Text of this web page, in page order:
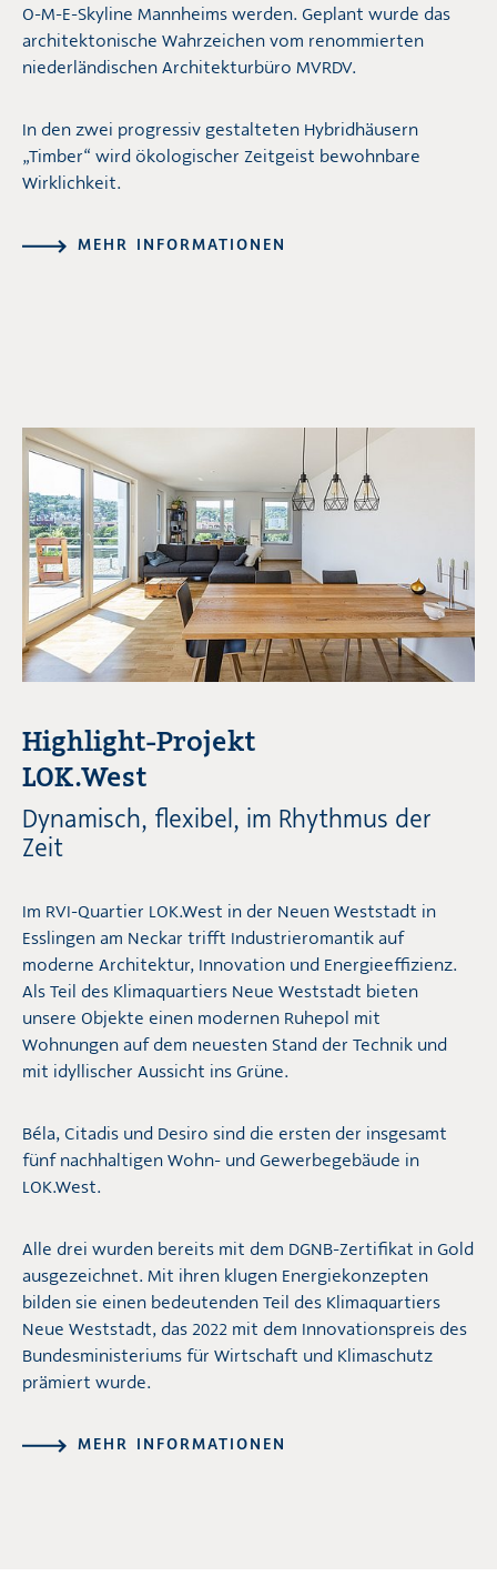
O-M-E-Skyline Mannheims werden. Geplant wurde das
architektonische Wahrzeichen vom renommierten
niederländischen Architekturbüro MVRDV.
In den zwei progressiv gestalteten Hybridhäusern
„Timber“ wird ökologischer Zeitgeist bewohnbare
Wirklichkeit.
MEHR INFORMATIONEN
Highlight-Projekt
LOK.West
Dynamisch, flexibel, im Rhythmus der
Zeit
Im RVI-Quartier LOK.West in der Neuen Weststadt in
Esslingen am Neckar trifft Industrieromantik auf
moderne Architektur, Innovation und Energieeffizienz.
Als Teil des Klimaquartiers Neue Weststadt bieten
unsere Objekte einen modernen Ruhepol mit
Wohnungen auf dem neuesten Stand der Technik und
mit idyllischer Aussicht ins Grüne.
Béla, Citadis und Desiro sind die ersten der insgesamt
fünf nachhaltigen Wohn- und Gewerbegebäude in
LOK.West.
Alle drei wurden bereits mit dem DGNB-Zertifikat in Gold
ausgezeichnet. Mit ihren klugen Energiekonzepten
bilden sie einen bedeutenden Teil des Klimaquartiers
Neue Weststadt, das 2022 mit dem Innovationspreis des
Bundesministeriums für Wirtschaft und Klimaschutz
prämiert wurde.
MEHR INFORMATIONEN